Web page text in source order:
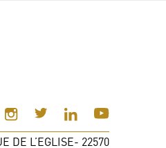
DE L’EGLISE- 22570